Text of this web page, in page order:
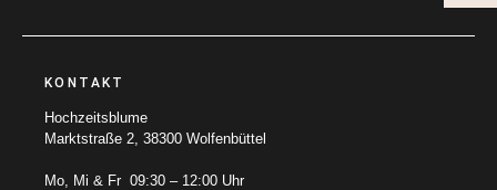
KONTAKT
Hochzeitsblume
Marktstraße 2, 38300 Wolfenbüttel
Mo, Mi & Fr 09:30 – 12:00 Uhr